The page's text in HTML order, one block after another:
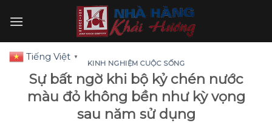
KINH NGHIỆM CUỘC SỐNG
Sự bất ngờ khi bộ kỷ chén nước
màu đỏ không bền như kỳ vọng
sau năm sử dụng
Tiếng Việt ▼